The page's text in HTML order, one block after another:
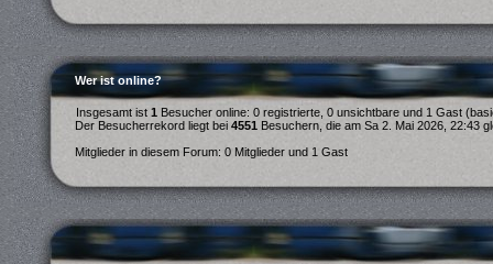
Wer ist online?
Insgesamt ist 1 Besucher online: 0 registrierte, 0 unsichtbare und 1 Gast
Der Besucherrekord liegt bei 4551 Besuchern, die am Sa 2. Mai 2026, 22:43
Mitglieder in diesem Forum: 0 Mitglieder und 1 Gast